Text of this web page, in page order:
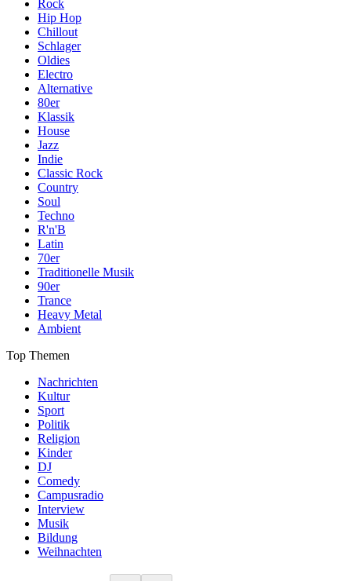
Rock
Hip Hop
Chillout
Schlager
Oldies
Electro
Alternative
80er
Klassik
House
Jazz
Indie
Classic Rock
Country
Soul
Techno
R'n'B
Latin
70er
Traditionelle Musik
90er
Trance
Heavy Metal
Ambient
Top Themen
Nachrichten
Kultur
Sport
Politik
Religion
Kinder
DJ
Comedy
Campusradio
Interview
Musik
Bildung
Weihnachten